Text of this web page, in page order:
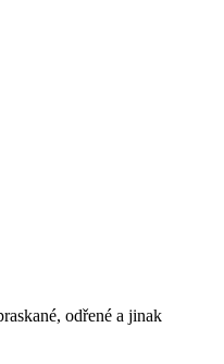
odřené a jinak